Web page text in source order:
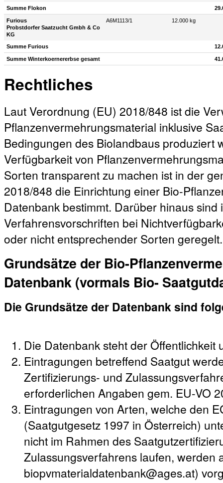
Summe Flokon
Furious
Probstdorfer Saatzucht Gmbh & Co
KG
A6M1113/1 12.000 kg
Summe Furious
Summe Winterkoernererbse gesamt
Rechtliches
Laut Verordnung (EU) 2018/848 ist die
Pflanzenvermehrungsmaterial inklusive
Bedingungen des Biolandbaus produziert
Verfügbarkeit von
Sorten transparent zu machen ist in der
2018/848 die Einrichtung einer Bio-
Datenbank bestimmt. Darüber hinaus
Verfahrensvorschriften bei
oder nicht entsprechender Sorten geregelt.
Grundsätze der Bio-
Datenbank (vormals Bio-
Die Grundsätze der Datenbank sind
Die Datenbank steht der Öffentlichkeit
Eintragungen betreffend Saatgut
Zertifizierungs- und
erforderlichen Angaben gem. EU-VO
Eintragungen von Arten, welche den
(Saatgutgesetz 1997 in Österreich)
nicht im Rahmen des
Zulassungsverfahrens laufen, werden
biopvmaterialdatenbank@ages.at)